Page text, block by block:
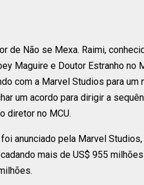
de Não se Mexa. Raimi,
Maguire e Doutor Estranho no
com a Marvel Studios para um
um acordo para dirigir a
diretor no MCU.
anunciado pela Marvel
mais de US$ 955